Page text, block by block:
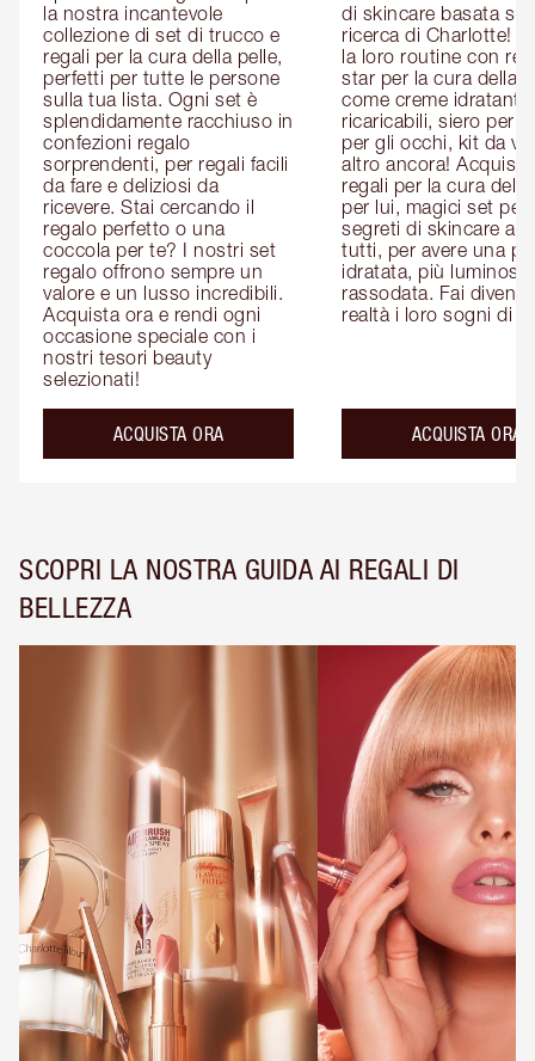
la nostra incantevole
collezione di set di trucco e
regali per la cura della pelle,
perfetti per tutte le persone
sulla tua lista. Ogni set è
splendidamente racchiuso in
confezioni regalo
sorprendenti, per regali facili
da fare e deliziosi da
ricevere. Stai cercando il
regalo perfetto o una
coccola per te? I nostri set
regalo offrono sempre un
valore e un lusso incredibili.
Acquista ora e rendi ogni
occasione speciale con i
nostri tesori beauty
selezionati!
ACQUISTA ORA
di skincare basata
ricerca di Charlotte!
la loro routine con
star per la cura della
come creme idratanti
ricaricabili, siero per il
per gli occhi, kit da
altro ancora!
regali per la cura della
per lui, magici set per
segreti di skincare
tutti, per avere una
idratata, più luminosa
rassodata. Fai
realtà i loro sogni di
ACQUISTA ORA
SCOPRI LA NOSTRA GUIDA AI REGALI DI
BELLEZZA